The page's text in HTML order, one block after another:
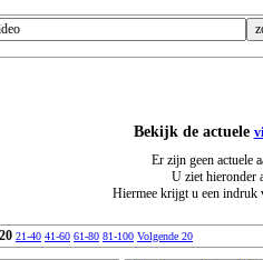
Bekijk de actuele
Er zijn geen actuele
U ziet hieronder
Hiermee krijgt u een indruk
21-40 41-60 61-80 81-100 Volgende 20